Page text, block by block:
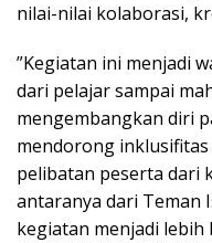
nilai-nilai kolaborasi,
”Kegiatan ini menjadi
dari pelajar sampai
mengembangkan diri
mendorong
pelibatan peserta dari
antaranya dari Teman
kegiatan menjadi lebih